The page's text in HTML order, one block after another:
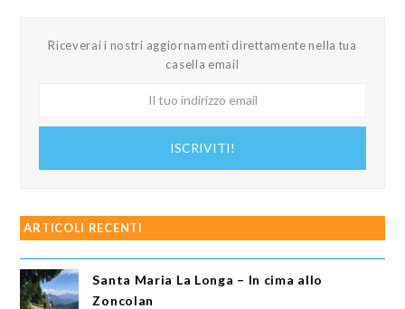
Riceverai i nostri aggiornamenti direttamente nella tua
casella email
ISCRIVITI!
ARTICOLI RECENTI
Santa Maria La Longa – In cima allo
Zoncolan